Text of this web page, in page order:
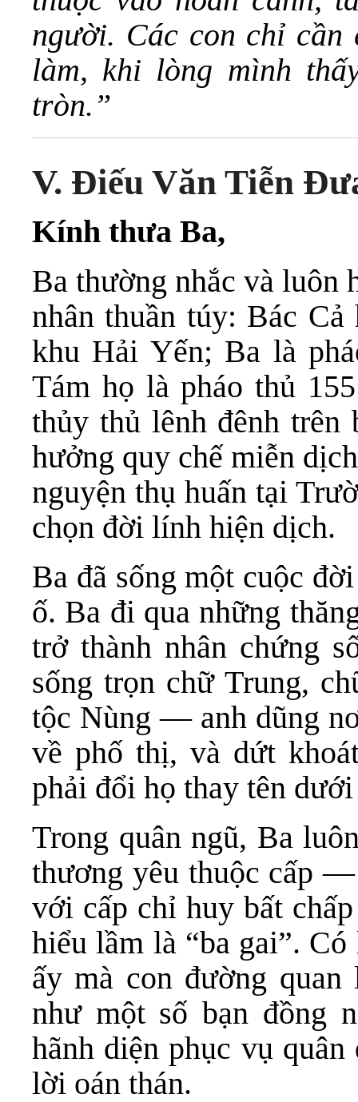
người. Các con chỉ cần
làm, khi lòng mình
tròn.”
V. Điếu Văn Tiễn
Kính thưa Ba,
Ba thường nhắc và luôn
nhân thuần túy: Bác
khu Hải Yến; Ba là
Tám họ là pháo thủ
thủy thủ lênh đênh
hưởng quy chế miễn
nguyện thụ huấn tại
chọn đời lính hiện dịch.
Ba đã sống một cuộc
ố. Ba đi qua những
trở thành nhân chứng
sống trọn chữ Trung,
tộc Nùng — anh dũng
về phố thị, và dứt
phải đổi họ thay tên
Trong quân ngũ, Ba
thương yêu thuộc cấp
với cấp chỉ huy bất
hiểu lầm là “ba gai”.
ấy mà con đường
như một số bạn đồng
hãnh diện phục vụ
lời oán thán.